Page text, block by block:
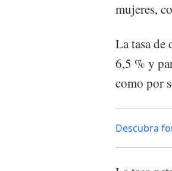
mujeres,
La tasa de
6,5 % y
como por
Descubra